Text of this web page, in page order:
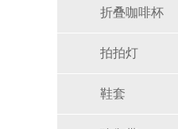
折叠咖啡杯
拍拍灯
鞋套